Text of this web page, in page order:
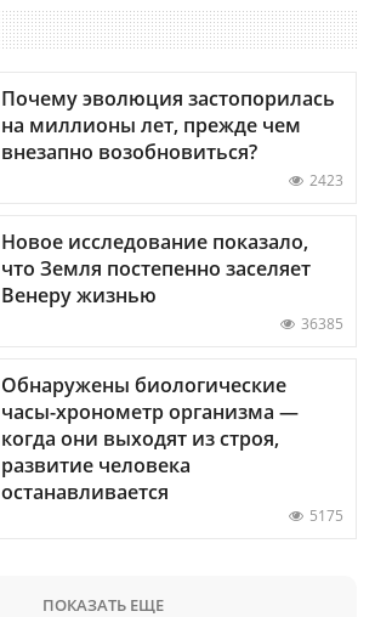
Почему эволюция застопорилась
на миллионы лет, прежде чем
внезапно возобновиться?
2423
Новое исследование показало,
что Земля постепенно заселяет
Венеру жизнью
36385
Обнаружены биологические
часы-хронометр организма —
когда они выходят из строя,
развитие человека
останавливается
5175
ПОКАЗАТЬ ЕЩЕ